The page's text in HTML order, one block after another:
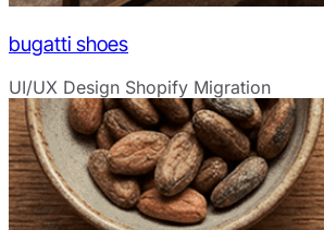
bugatti shoes
UI/UX Design Shopify Migration